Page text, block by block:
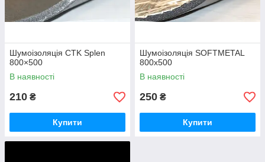
Шумоізоляція CTK Splen
800×500
В наявності
210 ₴
Купити
Шумоізоляція SOFTMETAL
800х500
В наявності
250 ₴
Купити